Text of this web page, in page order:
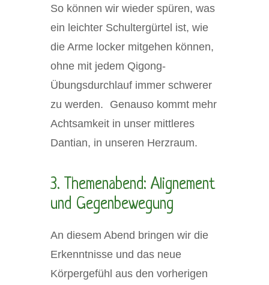
So können wir wieder spüren, was
ein leichter Schultergürtel ist, wie
die Arme locker mitgehen können,
ohne mit jedem Qigong-
Übungsdurchlauf immer schwerer
zu werden. Genauso kommt mehr
Achtsamkeit in unser mittleres
Dantian, in unseren Herzraum.
3. Themenabend: Alignement
und Gegenbewegung
An diesem Abend bringen wir die
Erkenntnisse und das neue
Körpergefühl aus den vorherigen